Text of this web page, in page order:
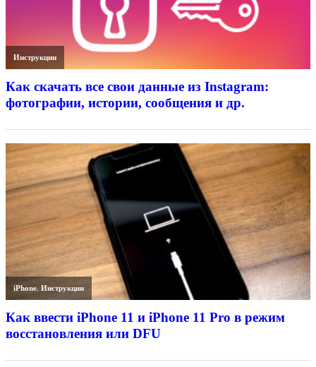
Инструкции
Как скачать все свои данные из Instagram:
фотографии, истории, сообщения и др.
iPhone,Инструкции
Как ввести iPhone 11 и iPhone 11 Pro в режим
восстановления или DFU